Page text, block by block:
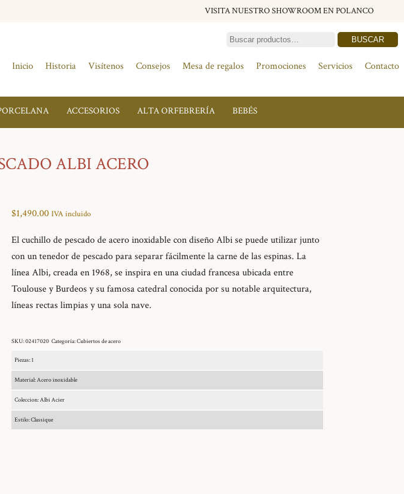
VISITA NUESTRO SHOWROOM EN POLANCO
BUSCAR
Inicio Historia Visítenos Consejos Mesa de regalos Promociones Servicios Contacto
ACCESORIOS ALTA ORFEBRERÍA BEBÉS
ALBI ACERO
$1,490.00 IVA incluido
El cuchillo de pescado de acero inoxidable con diseño Albi se puede utilizar junto
con un tenedor de pescado para separar fácilmente la carne de las espinas. La
línea Albi, creada en 1968, se inspira en una ciudad francesa ubicada entre
Toulouse y Burdeos y su famosa catedral conocida por su notable arquitectura,
líneas rectas limpias y una sola nave.
SKU:02417020 Categoría:Cubiertos de acero
Piezas: 1
Material: Acero inoxidable
Coleccion: Albi Acier
Estilo: Classique